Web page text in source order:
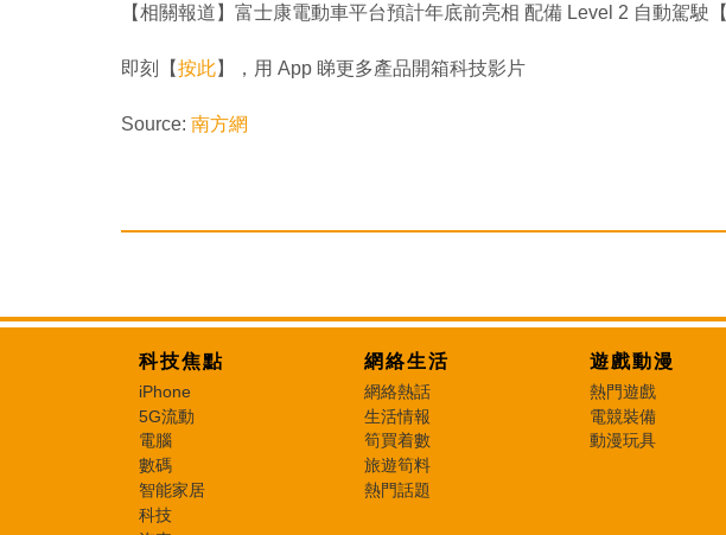
【相關報道】富士康電動車平台預計年底前亮相 配備 Level 2 自動駕駛【
即刻【按此】，用 App 睇更多產品開箱科技影片
Source: 南方網
科技焦點
iPhone
5G流動
電腦
數碼
智能家居
科技
網絡生活
網絡熱話
生活情報
筍買着數
旅遊筍料
熱門話題
遊戲動漫
熱門遊戲
電競裝備
動漫玩具